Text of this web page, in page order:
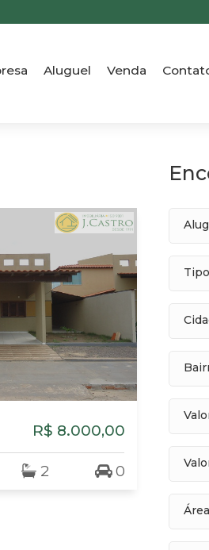
Aluguel Venda
R$ 8.000,00
2 0